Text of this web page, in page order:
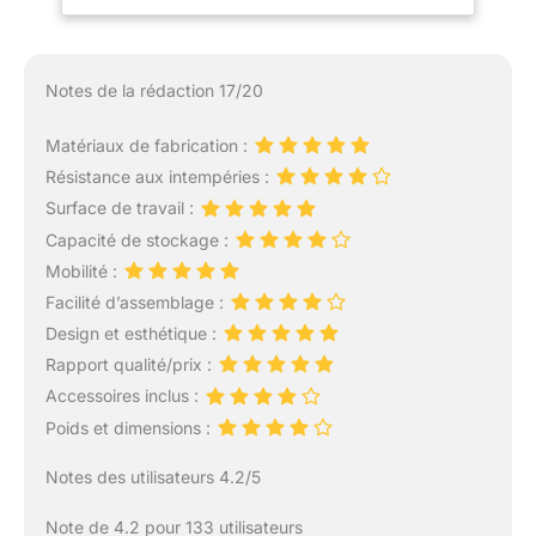
x 75,5 cm
pour la préparation des
repas en plein air, et plus
encore, répondant ainsi à
vos différents besoins en
matière de cuisine en
plein air. Table d'Appoint
conçue avec un plateau
pliable pour vous
apporter plus de
commodité. Lorsque la
table d'appoint est
dépliée, elle offre un
pour accueillir plus
Notes de la rédaction 17/20
Matériaux de fabrication :
Résistance aux intempéries :
Surface de travail :
Capacité de stockage :
Mobilité :
Facilité d’assemblage :
Design et esthétique :
Rapport qualité/prix :
Accessoires inclus :
Poids et dimensions :
Notes des utilisateurs 4.2/5
Note de 4.2 pour 133 utilisateurs